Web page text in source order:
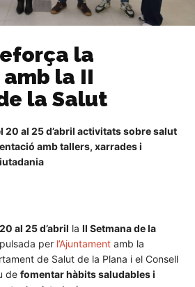
la
la II
la Salut
20 al 25 d’abril activitats sobre salut
amb tallers, xarrades i
20 al 25 d’abril la II Setmana de la
per l’Ajuntament amb la
de Salut de la Plana i el Consell
de fomentar hàbits saludables i